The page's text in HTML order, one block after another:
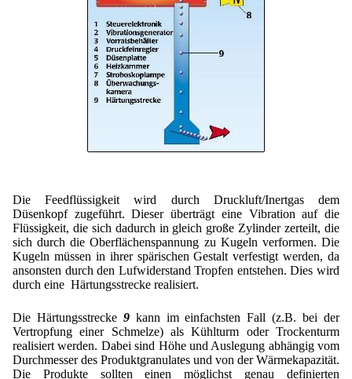
Die Feedflüssigkeit wird durch Druckluft/Inertgas dem
Düsenkopf zugeführt. Dieser überträgt eine Vibration auf die
Flüssigkeit, die sich dadurch in gleich große Zylinder zerteilt, die
sich durch die Oberflächenspannung zu Kugeln verformen. Die
Kugeln müssen in ihrer spärischen Gestalt verfestigt werden, da
ansonsten durch den Lufwiderstand Tropfen entstehen. Dies wird
durch eine Härtungsstrecke realisiert.
Die Härtungsstrecke9kann im einfachsten Fall (z.B. bei der
Vertropfung einer Schmelze) als Kühlturm oder Trockenturm
realisiert werden. Dabei sind Höhe und Auslegung abhängig vom
Durchmesser des Produktgranulates und von der Wärmekapazität.
Die Produkte sollten einen möglichst genau definierten